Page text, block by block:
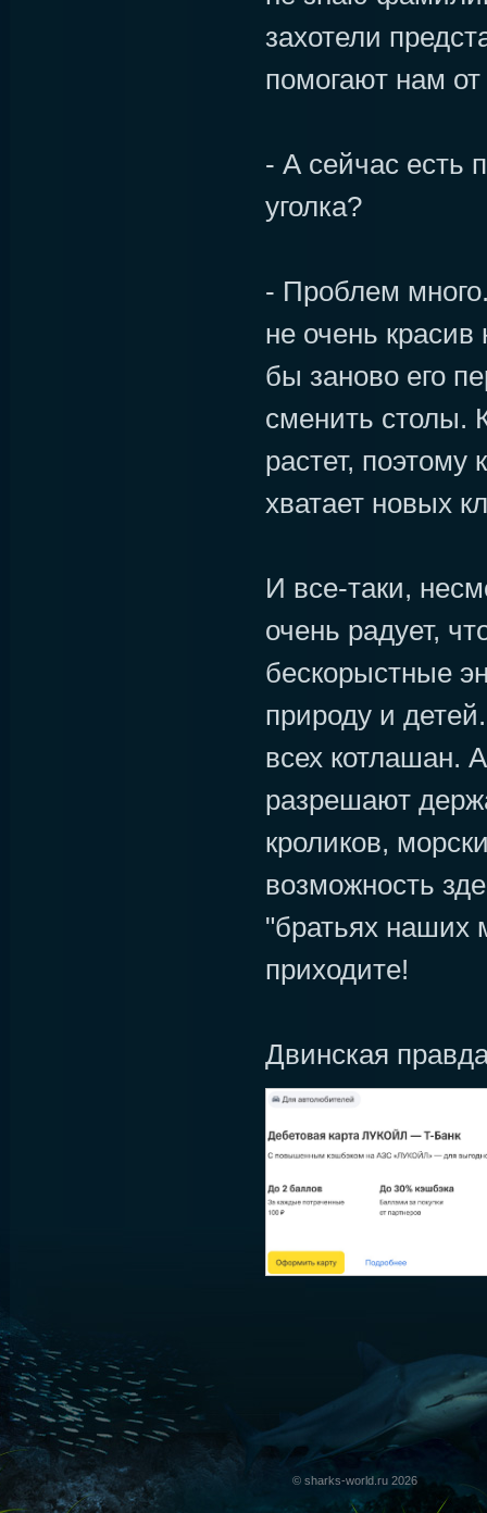
захотели
помогают нам
- А сейчас есть
уголка?
- Проблем
не очень красив
бы заново его
сменить столы.
растет, поэтому
хватает новых
И все-таки,
очень радует,
бескорыстные
природу и
всех котлашан.
разрешают
кроликов,
возможность
"братьях наших
приходите!
Двинская
© sharks-world.ru 2026